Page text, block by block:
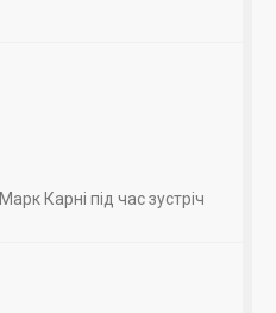
Карні під час зустріч